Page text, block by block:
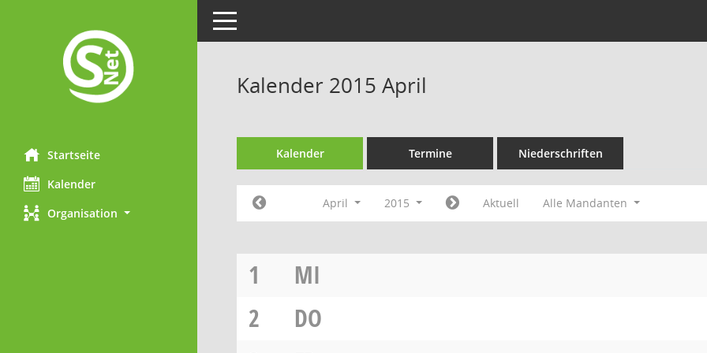
Startseite
Kalender
Organisation
Toggle navigation
Kalender 2015 April
Kalender Termine Niederschriften
April 2015 Aktuell Alle Mandanten
1
MI
2
DO